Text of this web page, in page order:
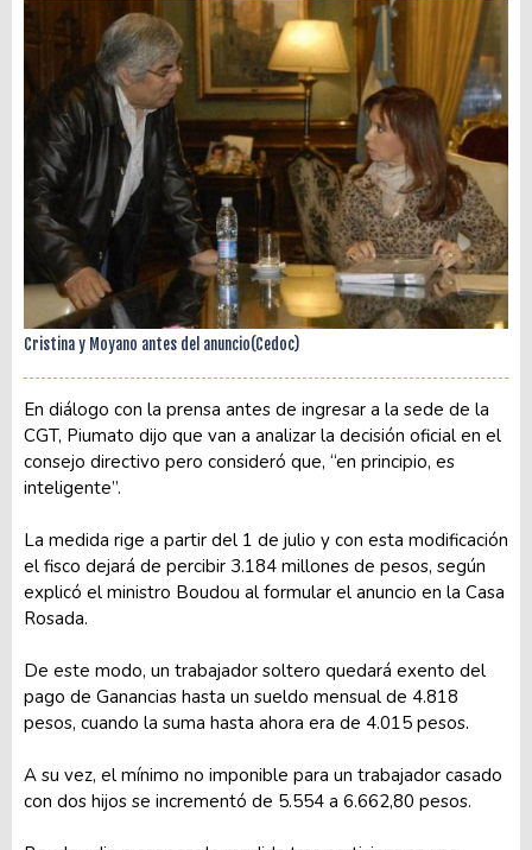
Cristina y Moyano antes del anuncio(Cedoc)
En diálogo con la prensa antes de ingresar a la sede de la
CGT, Piumato dijo que van a analizar la decisión oficial en el
consejo directivo pero consideró que, “en principio, es
inteligente”.
La medida rige a partir del 1 de julio y con esta modificación
el fisco dejará de percibir 3.184 millones de pesos, según
explicó el ministro Boudou al formular el anuncio en la Casa
Rosada.
De este modo, un trabajador soltero quedará exento del
pago de Ganancias hasta un sueldo mensual de 4.818
pesos, cuando la suma hasta ahora era de 4.015 pesos.
A su vez, el mínimo no imponible para un trabajador casado
con dos hijos se incrementó de 5.554 a 6.662,80 pesos.